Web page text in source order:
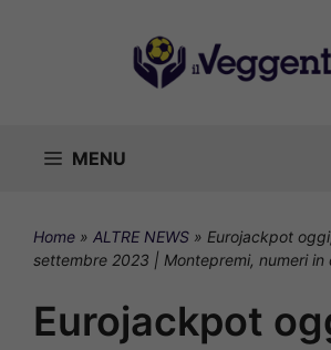
MENU
Home » ALTRE NEWS » Eurojackpot
settembre 2023 | Montepremi, numeri in
Eurojackpot